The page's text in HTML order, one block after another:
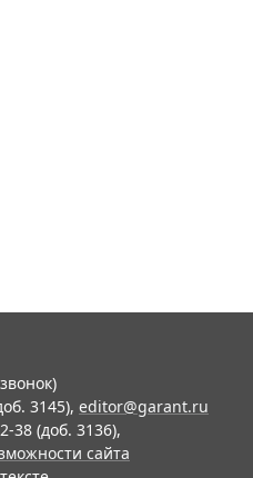
3145), editor@garant.ru
38 (доб. 3136),
сайта